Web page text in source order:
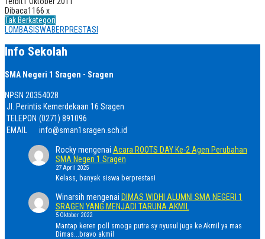
Dibaca1166 x
Tak Berkategori
LOMBASISWABERPRESTASI
Info Sekolah
SMA Negeri 1 Sragen - Sragen
NPSN 20354028
Jl. Perintis Kemerdekaan 16 Sragen
TELEPON (0271) 891096
EMAIL
info@sman1sragen.sch.id
Rockymengenai Acara ROOTS DAY Ke-2 Agen Perubahan
SMA Negeri 1 Sragen
27 April 2025
Kelass, banyak siswa berprestasi
Winarsih mengenai DIMAS WIDHI ALUMNI SMA NEGERI 1
SRAGEN YANG MENJADI TARUNA AKMIL
5 Oktober 2022
Mantap keren poll smoga putra sy nyusul juga ke Akmil ya mas
Dimas...bravo akmil